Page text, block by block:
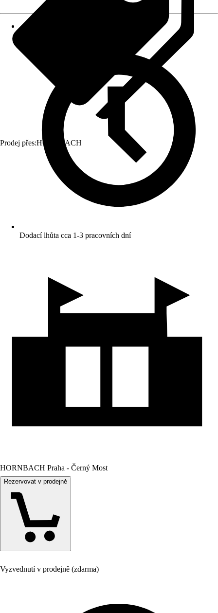
Prodej přes:HORNBACH
Dodací lhůta cca 1-3 pracovních dní
HORNBACH Praha - Černý Most
Rezervovat v prodejně
Vyzvednutí v prodejně (zdarma)